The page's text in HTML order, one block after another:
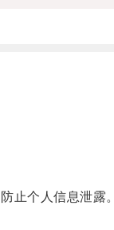
止个人信息泄露。